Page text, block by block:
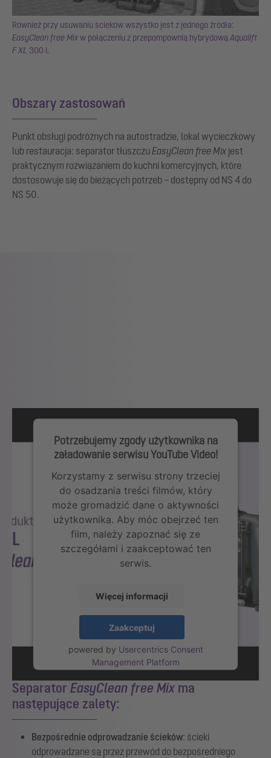
Również przy usuwaniu ścieków wszystko jest z jednego źródła:
EasyClean free Mixw połączeniu z przepompownią hybrydową Aqualift
F XL 300 l.
Obszary zastosowań
Punkt obsługi podróżnych na autostradzie, lokal wycieczkowy
lub restauracja: separator tłuszczu EasyClean free Mix jest
praktycznym rozwiązaniem do kuchni komercyjnych, które
dostosowuje się do bieżących potrzeb – dostępny od NS 4 do
NS 50.
Potrzebujemy zgody użytkownika na
załadowanie serwisu YouTube Video!
Korzystamy z serwisu strony trzeciej
do osadzania treści filmów, który
może gromadzić dane o aktywności
użytkownika. Aby móc obejrzeć ten
film, należy zapoznać się ze
szczegółami i zaakceptować ten
serwis.
Więcej informacji
Zaakceptuj
powered by Usercentrics Consent
Management Platform
Separator EasyClean free Mix ma
następujące zalety:
Bezpośrednie odprowadzanie ścieków: ścieki
odprowadzane są przez przewód do bezpośredniego